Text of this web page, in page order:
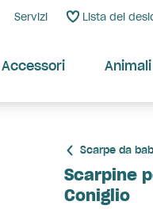
Servizi Lista dei
Accessori Animali
Scarpe da
Scarpine
Coniglio